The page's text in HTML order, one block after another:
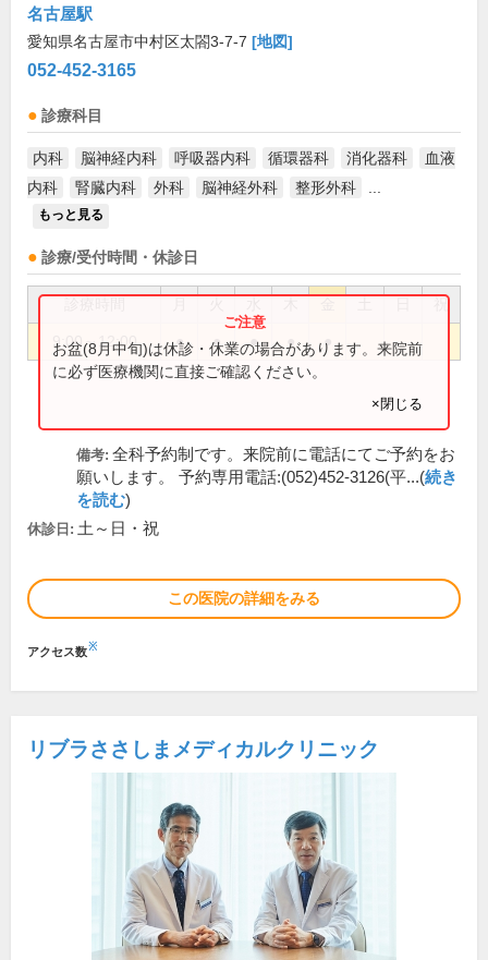
名古屋駅
愛知県名古屋市中村区太閤3-7-7 [地図]
052-452-3165
診療科目
内科 脳神経内科 呼吸器内科 循環器科 消化器科
血液
内科
腎臓内科 外科 脳神経外科 整形外科
もっと見る
診療/受付時間・休診日
祝
9:00～12:00 ● ● ● ● ●
お盆(8月中旬)は休診・休業の場合があります。来院前
に必ず医療機関に直接ご確認ください。
×閉じる
備考: 全科予約制です。来院前に電話にてご予約をお
願いします。 予約専用電話:(052)452-3126(平...(続き
を読む)
休診日: 土～日・祝
この医院の詳細をみる
アクセス数※
リブラささしまメディカルクリニック